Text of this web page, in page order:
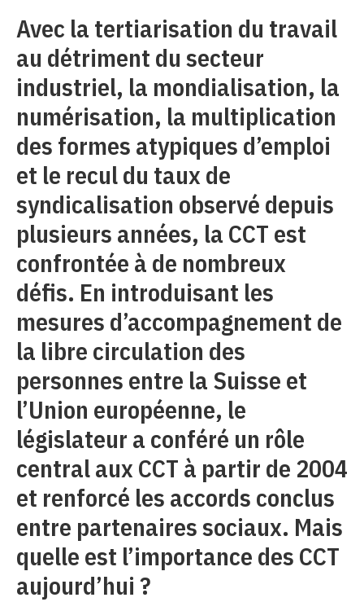
Avec la tertiarisation du travail
au détriment du secteur
industriel, la mondialisation, la
numérisation, la multiplication
des formes atypiques d’emploi
et le recul du taux de
syndicalisation observé depuis
plusieurs années, la CCT est
confrontée à de nombreux
défis. En introduisant les
mesures d’accompagnement de
la libre circulation des
personnes entre la Suisse et
l’Union européenne, le
législateur a conféré un rôle
central aux CCT à partir de 2004
et renforcé les accords conclus
entre partenaires sociaux. Mais
quelle est l’importance des CCT
aujourd’hui ?